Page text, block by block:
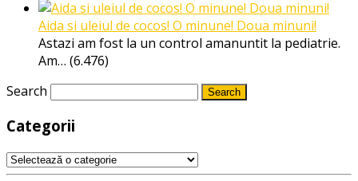
Aida si uleiul de cocos! O minune! Doua minuni!
Astazi am fost la un control amanuntit la pediatrie.
Am… (6.476)
Search
Categorii
Categorii